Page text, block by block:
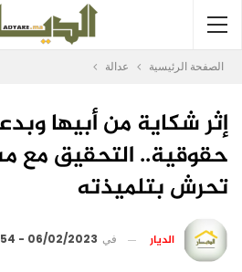
الصفحة الرئيسية عدالة
إثر شكاية من أبيها
حقوقية.. التحقيق مع
تحرش بتلميذته
الديار في 06/02/2023 - 15:54